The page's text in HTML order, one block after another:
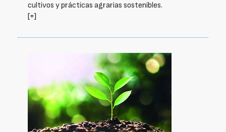
cultivos y prácticas agrarias sostenibles.
[+]